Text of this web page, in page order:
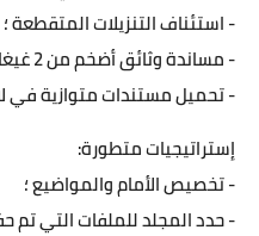
- استئناف التنزيلات المتقطعة ؛
- مساندة وثائق أضخم من 2 غيغابايت ؛
- تحميل مستندات متوازية في
إستراتيجيات متطورة:
- تخصيص الأمام والمواضيع ؛
- حدد المجلد للملفات التي تم